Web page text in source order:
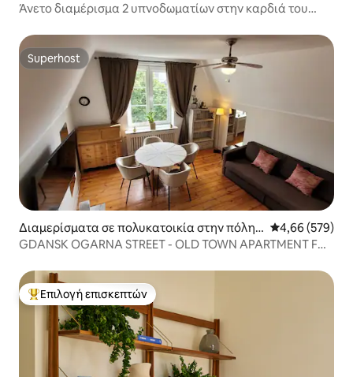
ντανσκ
Άνετο διαμέρισμα 2 υπνοδωματίων στην καρδιά του
Superhost
Superhost
Διαμερίσματα σε πολυκατοικία στην πόλη Γ
κντανσκ
Μέση
4,66 (579)
GDANSK OGARNA STREET - OLD TOWN APARTMENT FOR
Κορυφαία επιλογή επισκεπτών
Επιλογή επισκεπτών